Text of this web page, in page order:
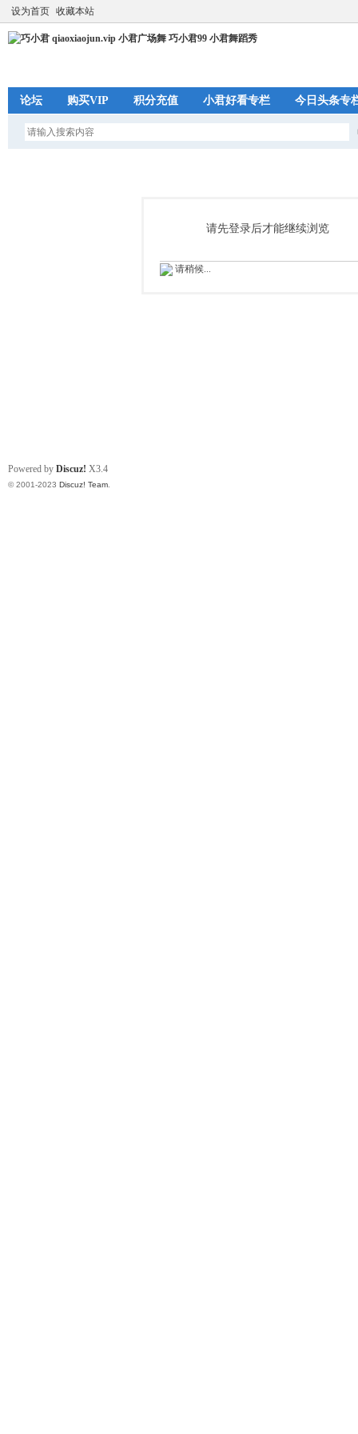
设为首页 收藏本站
论坛 购买VIP 积分充值 小君好看专栏 今日头条专
请先登录后才能继续浏览
请稍候...
Powered by Discuz! X3.4
© 2001-2023 Discuz! Team